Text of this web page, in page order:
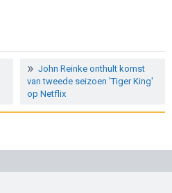
John Reinke onthult komst
van tweede seizoen 'Tiger King'
op Netflix